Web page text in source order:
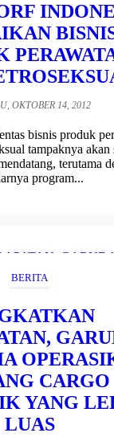
OKTOBER 14, 2012
bisnis produk
tampaknya akan
terutama
program...
BERITA
CARGO
YANG
LUAS